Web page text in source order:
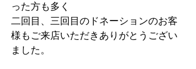
った方も多く
二回目、三回目のドネーションのお客
様もご来店いただきありがとうござい
ました。